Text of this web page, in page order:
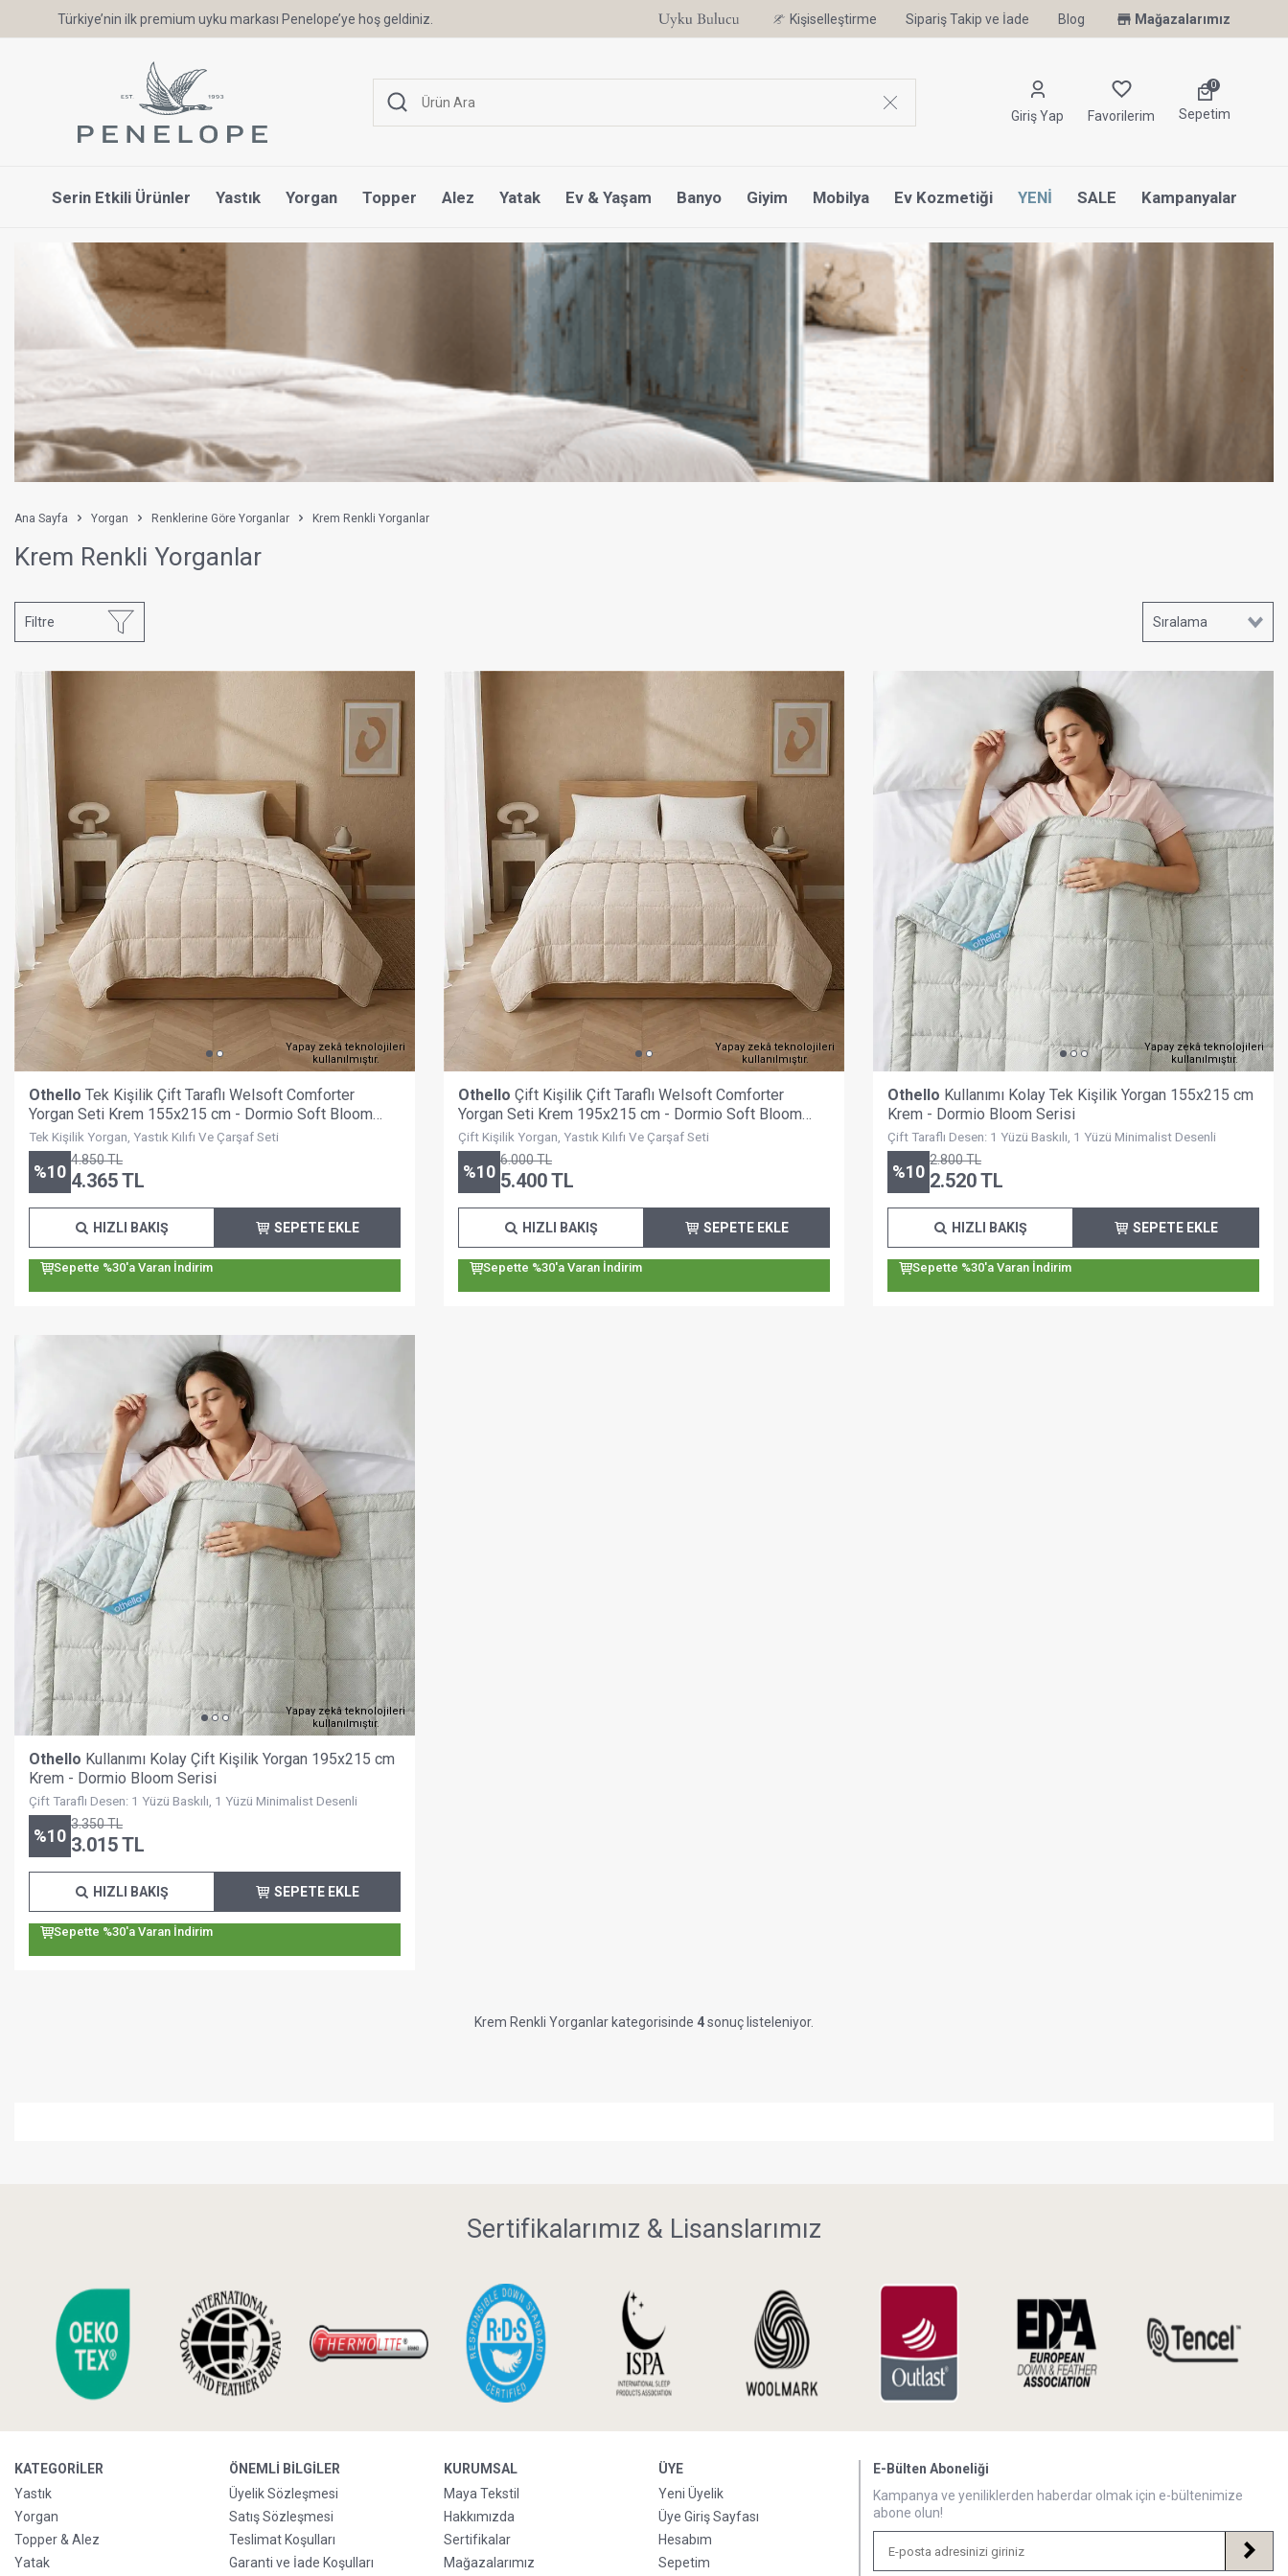
6 Ay'a Varan Taksit Ayrıcalığı Uyku Uzmanı Othello Şimdi Penelope'de Kişiselleştirme Sipariş Takip ve İade Blog Mağazalarımız
Giriş Yap Favorilerim
0
Sepetim
Serin Etkili Ürünler Yastık Yorgan Topper Alez Yatak Ev & Yaşam Banyo Giyim Mobilya Ev Kozmetiği YENİ SALE Kampanyalar
Ana Sayfa Yorgan Renklerine Göre Yorganlar Krem Renkli Yorganlar
Krem Renkli Yorganlar
Filtre
Yapay zekâ teknolojileri
kullanılmıştır.
Othello Tek Kişilik Çift Taraflı Welsoft Comforter
Yorgan Seti Krem 155x215 cm - Dormio Soft Bloom
Serisi
Tek Kişilik Yorgan, Yastık Kılıfı Ve Çarşaf Seti
%10
4.850TL
4.365TL
SEPETE EKLE
HIZLI BAKIŞ
Sepette %30'a Varan İndirim
Yapay zekâ teknolojileri
kullanılmıştır.
Othello Çift Kişilik Çift Taraflı Welsoft Comforter
Yorgan Seti Krem 195x215 cm - Dormio Soft Bloom
Serisi
Çift Kişilik Yorgan, Yastık Kılıfı Ve Çarşaf Seti
%10
6.000TL
5.400TL
SEPETE EKLE
HIZLI BAKIŞ
Sepette %30'a Varan İndirim
Yapay zekâ teknolojileri
kullanılmıştır.
Othello Kullanımı Kolay Tek Kişilik Yorgan 155x215 cm
Krem - Dormio Bloom Serisi
Çift Taraflı Desen: 1 Yüzü Baskılı, 1 Yüzü Minimalist Desenli
%10
2.800TL
2.520TL
SEPETE EKLE
HIZLI BAKIŞ
Sepette %30'a Varan İndirim
Yapay zekâ teknolojileri
kullanılmıştır.
Othello Kullanımı Kolay Çift Kişilik Yorgan 195x215 cm
Krem - Dormio Bloom Serisi
Çift Taraflı Desen: 1 Yüzü Baskılı, 1 Yüzü Minimalist Desenli
%10
3.350TL
3.015TL
SEPETE EKLE
HIZLI BAKIŞ
Sepette %30'a Varan İndirim
Krem Renkli Yorganlar kategorisinde 4sonuç listeleniyor.
Sertifikalarımız & Lisanslarımız
KATEGORILER
Yastık
Yorgan
Topper & Alez
Yatak
ÖNEMLI BILGILER
Üyelik Sözleşmesi
Satış Sözleşmesi
Teslimat Koşulları
Garanti ve İade Koşulları
KURUMSAL
Maya Tekstil
Hakkımızda
Sertifikalar
Mağazalarımız
ÜYE
Yeni Üyelik
Üye Giriş Sayfası
Hesabım
Sepetim
E-Bülten Aboneliği
Kampanya ve yeniliklerden haberdar olmak için e-bültenimize
abone olun!